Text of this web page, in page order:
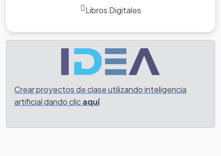
Libros Digitales
Crear proyectos de clase utilizando inteligencia
artificial dando clicaquí